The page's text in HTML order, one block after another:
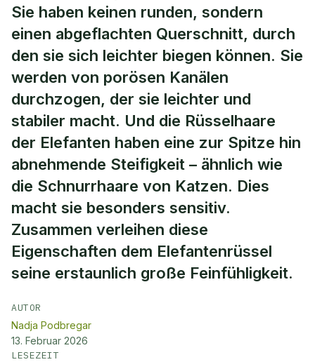
Sie haben keinen runden, sondern
einen abgeflachten Querschnitt, durch
den sie sich leichter biegen können. Sie
werden von porösen Kanälen
durchzogen, der sie leichter und
stabiler macht. Und die Rüsselhaare
der Elefanten haben eine zur Spitze hin
abnehmende Steifigkeit – ähnlich wie
die Schnurrhaare von Katzen. Dies
macht sie besonders sensitiv.
Zusammen verleihen diese
Eigenschaften dem Elefantenrüssel
seine erstaunlich große Feinfühligkeit.
AUTOR
Nadja Podbregar
13. Februar 2026
LESEZEIT